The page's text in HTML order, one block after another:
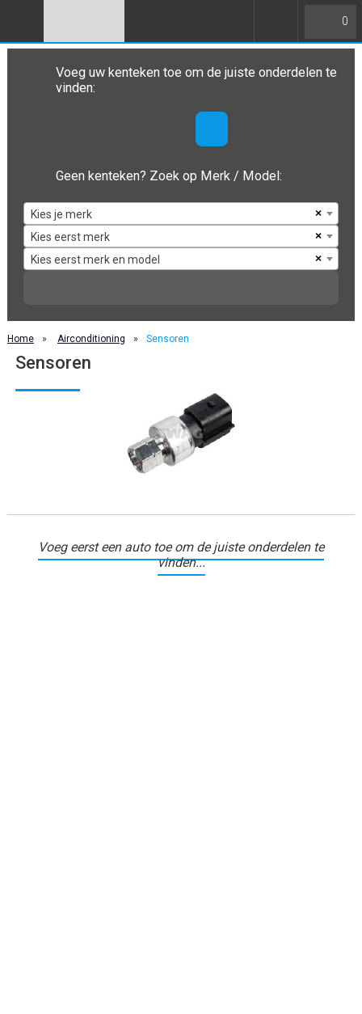
0
Voeg uw kenteken toe om de juiste onderdelen te
vinden:
Geen kenteken? Zoek op Merk / Model:
×
Kies je merk
×
Kies eerst merk
×
Kies eerst merk en model
Home » Airconditioning » Sensoren
Sensoren
Voeg eerst een auto toe om de juiste onderdelen te
vinden...